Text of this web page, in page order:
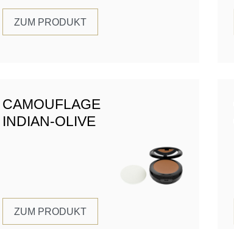
ZUM PRODUKT
CAMOUFLAGE
INDIAN-OLIVE
ZUM PRODUKT